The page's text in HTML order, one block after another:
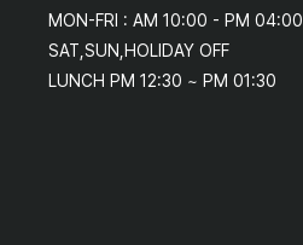
MON-FRI : AM 10:00 - PM 04:00
SAT,SUN,HOLIDAY OFF
LUNCH PM 12:30 ~ PM 01:30